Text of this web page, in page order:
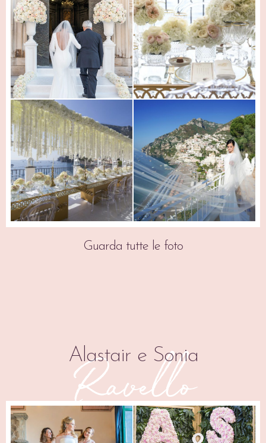
Guarda tutte le foto
Alastair e Sonia
Ravello